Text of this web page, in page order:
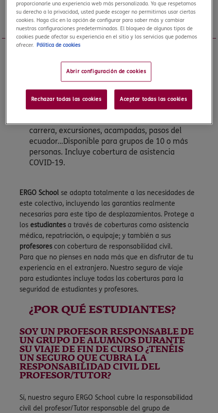
SCHOOL
Un seguro de viaje
para grupos de estudiantes.
Un seguro de viaje para estudiantes. Pensado
carrera, excursiones, acampadas, pasos del
ecuador…Disponible para grupos de 10 o más
personas. Incluye cobertura de asistencia
COVID-19.
ERGO School se adapta totalmente a las necesidades de
este colectivo, incluyendo las garantías realmente
necesarias para este tipo de desplazamientos. Protege a
los estudiantesa través de coberturas como asistencia
médica, repatriación, o equipaje; y también a sus
profesorescon cobertura de responsabilidad civil.
Para que no pienses en nada más que en disfrutar de tu
experiencia en el extranjero. Nuestro seguro de viaje
para estudiantes incluye todas las coberturas para la
seguridad de estudiantes y profesores.
¿POR QUÉ ESTUDIANTES?
SOY UN PROFESOR RESPONSABLE DE
UN GRUPO DE ALUMNOS DURANTE
SU VIAJE DE FIN DE CURSO ¿TENÉIS
UN SEGURO QUE CUBRA LA
RESPONSABILIDAD CIVIL DEL
PROFESOR/TUTOR?
Sí, nuestro seguro ERGO School cubre la responsabilidad
civil del profesor/Tutor responsable del grupo de
proporcionarle una experiencia web más personalizada. Ya que respetamos
su derecho a la privacidad, usted puede escoger no permitirnos usar ciertas
cookies. Haga clic en la opción de configurar para saber más y cambiar
nuestras configuraciones predeterminadas. El bloqueo de algunos tipos de
cookies puede afectar su experiencia en el sitio y los servicios que podemos
ofrecer.
Pólitica de cookies
Abrir configuración de cookies
Rechazar todas las cookies Aceptar todas las cookies